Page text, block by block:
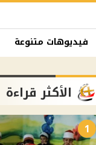
فيديوهات متنوعة
الأكثر قراءة
1